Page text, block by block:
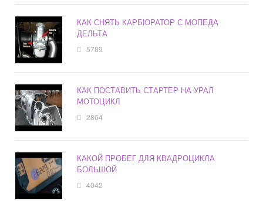
КАК СНЯТЬ КАРБЮРАТОР С МОПЕДА
ДЕЛЬТА
5789
КАК ПОСТАВИТЬ СТАРТЕР НА УРАЛ
МОТОЦИКЛ
2864
КАКОЙ ПРОБЕГ ДЛЯ КВАДРОЦИКЛА
БОЛЬШОЙ
4042